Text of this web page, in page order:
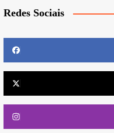
Redes Sociais